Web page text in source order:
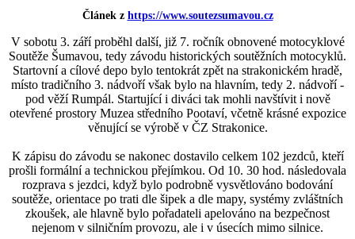
Článek z https://www.soutezsumavou.cz
V sobotu 3. září proběhl další, již 7. ročník obnovené motocyklové
Soutěže Šumavou, tedy závodu historických soutěžních motocyklů.
Startovní a cílové depo bylo tentokrát zpět na strakonickém hradě,
místo tradičního 3. nádvoří však bylo na hlavním, tedy 2. nádvoří -
pod věží Rumpál. Startující i diváci tak mohli navštívit i nově
otevřené prostory Muzea středního Pootaví, včetně krásné expozice
věnující se výrobě v ČZ Strakonice.
K zápisu do závodu se nakonec dostavilo celkem 102 jezdců, kteří
prošli formální a technickou přejímkou. Od 10. 30 hod. následovala
rozprava s jezdci, když bylo podrobně vysvětlováno bodování
soutěže, orientace po trati dle šipek a dle mapy, systémy zvláštních
zkoušek, ale hlavně bylo pořadateli apelováno na bezpečnost
nejenom v silničním provozu, ale i v úsecích mimo silnice.